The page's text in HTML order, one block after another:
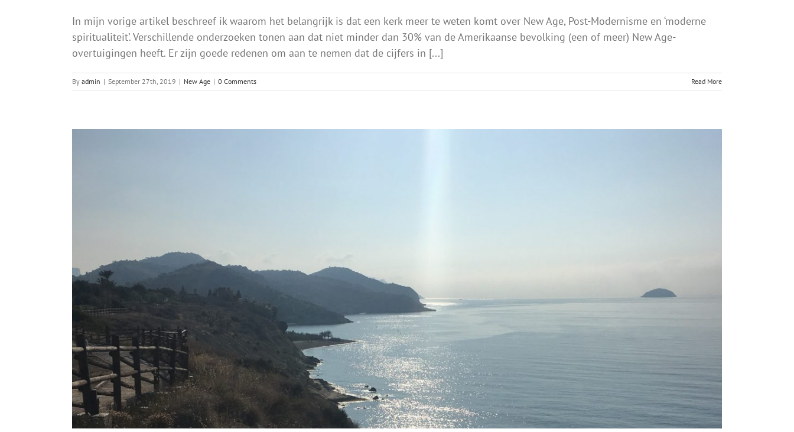
In mijn vorige artikel beschreef ik waarom het belangrijk is dat een kerk meer te weten komt over New Age, Post-Modernisme en ‘moderne
spiritualiteit’. Verschillende onderzoeken tonen aan dat niet minder dan 30% van de Amerikaanse bevolking (een of meer) New Age-
overtuigingen heeft. Er zijn goede redenen om aan te nemen dat de cijfers in [...]
By admin | September 27th, 2019 | New Age | 0 Comments Read More